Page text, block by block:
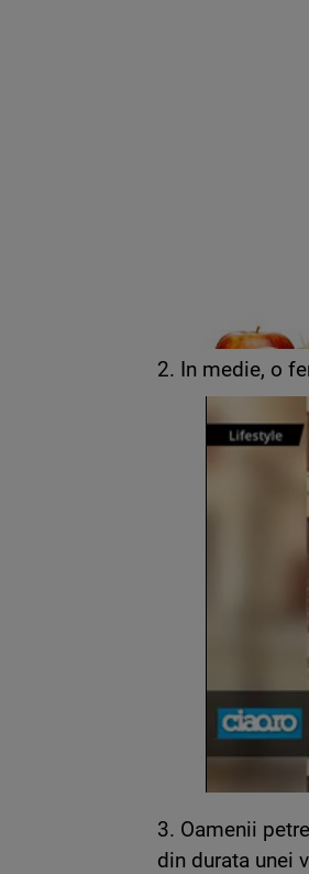
2. In medie, o
3. Oamenii
din durata unei